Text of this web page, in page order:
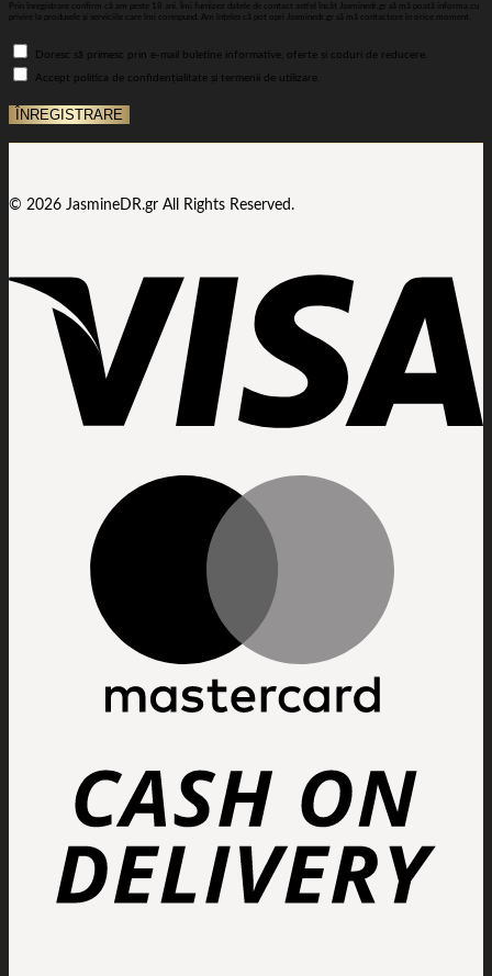
Prin înregistrare confirm că am peste 18 ani. Îmi furnizez datele de contact astfel încât Jasminedr.gr să mă poată informa cu
privire la produsele și serviciile care îmi corespund. Am înțeles că pot opri Jasminedr.gr să mă contacteze în orice moment.
Doresc să primesc prin e-mail buletine informative, oferte și coduri de reducere.
Accept politica de confidențialitate și termenii de utilizare.
© 2026 JasmineDR.gr All Rights Reserved.